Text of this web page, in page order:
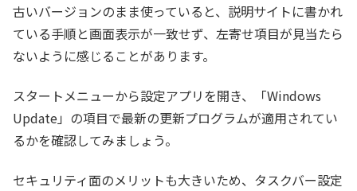
古いバージョンのまま使っていると、説明サイトに書かれ
ている手順と画面表示が一致せず、左寄せ項目が見当たら
ないように感じることがあります。
スタートメニューから設定アプリを開き、「Windows
Update」の項目で最新の更新プログラムが適用されてい
るかを確認してみましょう。
セキュリティ面のメリットも大きいため、タスクバー設定